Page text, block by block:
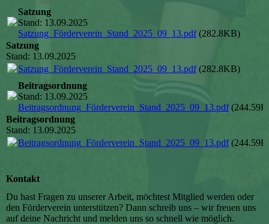
Satzung
Stand: 13.09.2025
Satzung_Förderverein_Stand_2025_09_13.pdf(282.8KB)
Satzung
Stand: 13.09.2025
Satzung_Förderverein_Stand_2025_09_13.pdf(282.8KB)
Beitragsordnung
Stand: 13.09.2025
Beitragsordnung_Förderverein_Stand_2025_09_13.pdf
Beitragsordnung
Stand: 13.09.2025
Beitragsordnung_Förderverein_Stand_2025_09_13.pdf
Kontakt
Du hast Fragen zu unserer Arbeit, möchtest Mitglied werden oder
den Förderverein unterstützen? Dann schreib uns – wir freuen uns
auf deine Nachricht und melden uns so schnell wie möglich.